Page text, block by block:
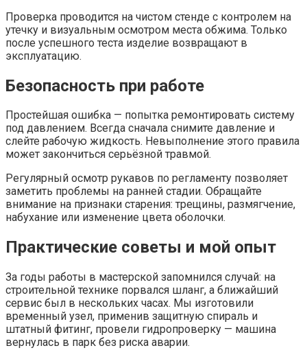
Проверка проводится на чистом стенде с контролем на
утечку и визуальным осмотром места обжима. Только
после успешного теста изделие возвращают в
эксплуатацию.
Безопасность при работе
Простейшая ошибка — попытка ремонтировать систему
под давлением. Всегда сначала снимите давление и
слейте рабочую жидкость. Невыполнение этого правила
может закончиться серьёзной травмой.
Регулярный осмотр рукавов по регламенту позволяет
заметить проблемы на ранней стадии. Обращайте
внимание на признаки старения: трещины, размягчение,
набухание или изменение цвета оболочки.
Практические советы и мой опыт
За годы работы в мастерской запомнился случай: на
строительной технике порвался шланг, а ближайший
сервис был в нескольких часах. Мы изготовили
временный узел, применив защитную спираль и
штатный фитинг, провели гидропроверку — машина
вернулась в парк без риска аварии.